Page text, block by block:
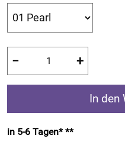
− +
In den
in 5-6 Tagen* **